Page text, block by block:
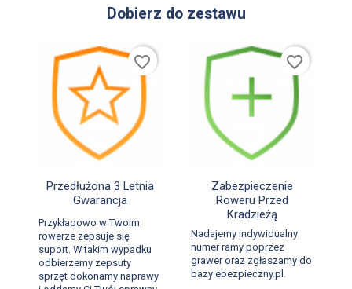
Dobierz do zestawu
Szybki podgląd
Przedłużona 3 Letnia
Gwarancja
Przykładowo w Twoim
rowerze zepsuje się
suport. W takim wypadku
odbierzemy zepsuty
sprzęt dokonamy naprawy
favorite_border
Szybki podgląd
Zabezpieczenie
Roweru Przed
Kradzieżą
Nadajemy indywidualny
numer ramy poprzez
grawer oraz zgłaszamy do
bazy ebezpieczny.pl.
favorite_border